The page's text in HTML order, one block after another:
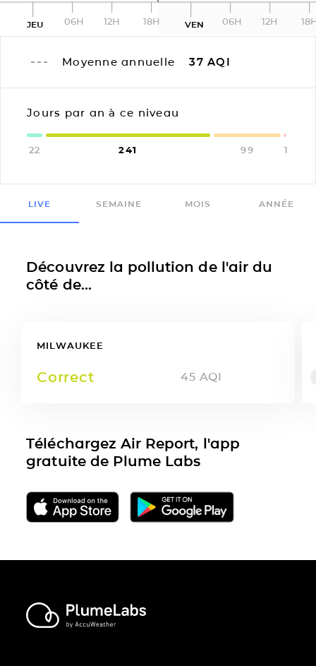
JEU 06H 12H 18H VEN 06H 12H
Moyenne annuelle 37 AQI
Jours par an à ce niveau
22 241 99 1
LIVE SEMAINE MOIS ANNÉE
Découvrez la pollution de l'air du
côté de...
MILWAUKEE
Correct 45 AQI
Téléchargez Air Report, l'app
gratuite de Plume Labs